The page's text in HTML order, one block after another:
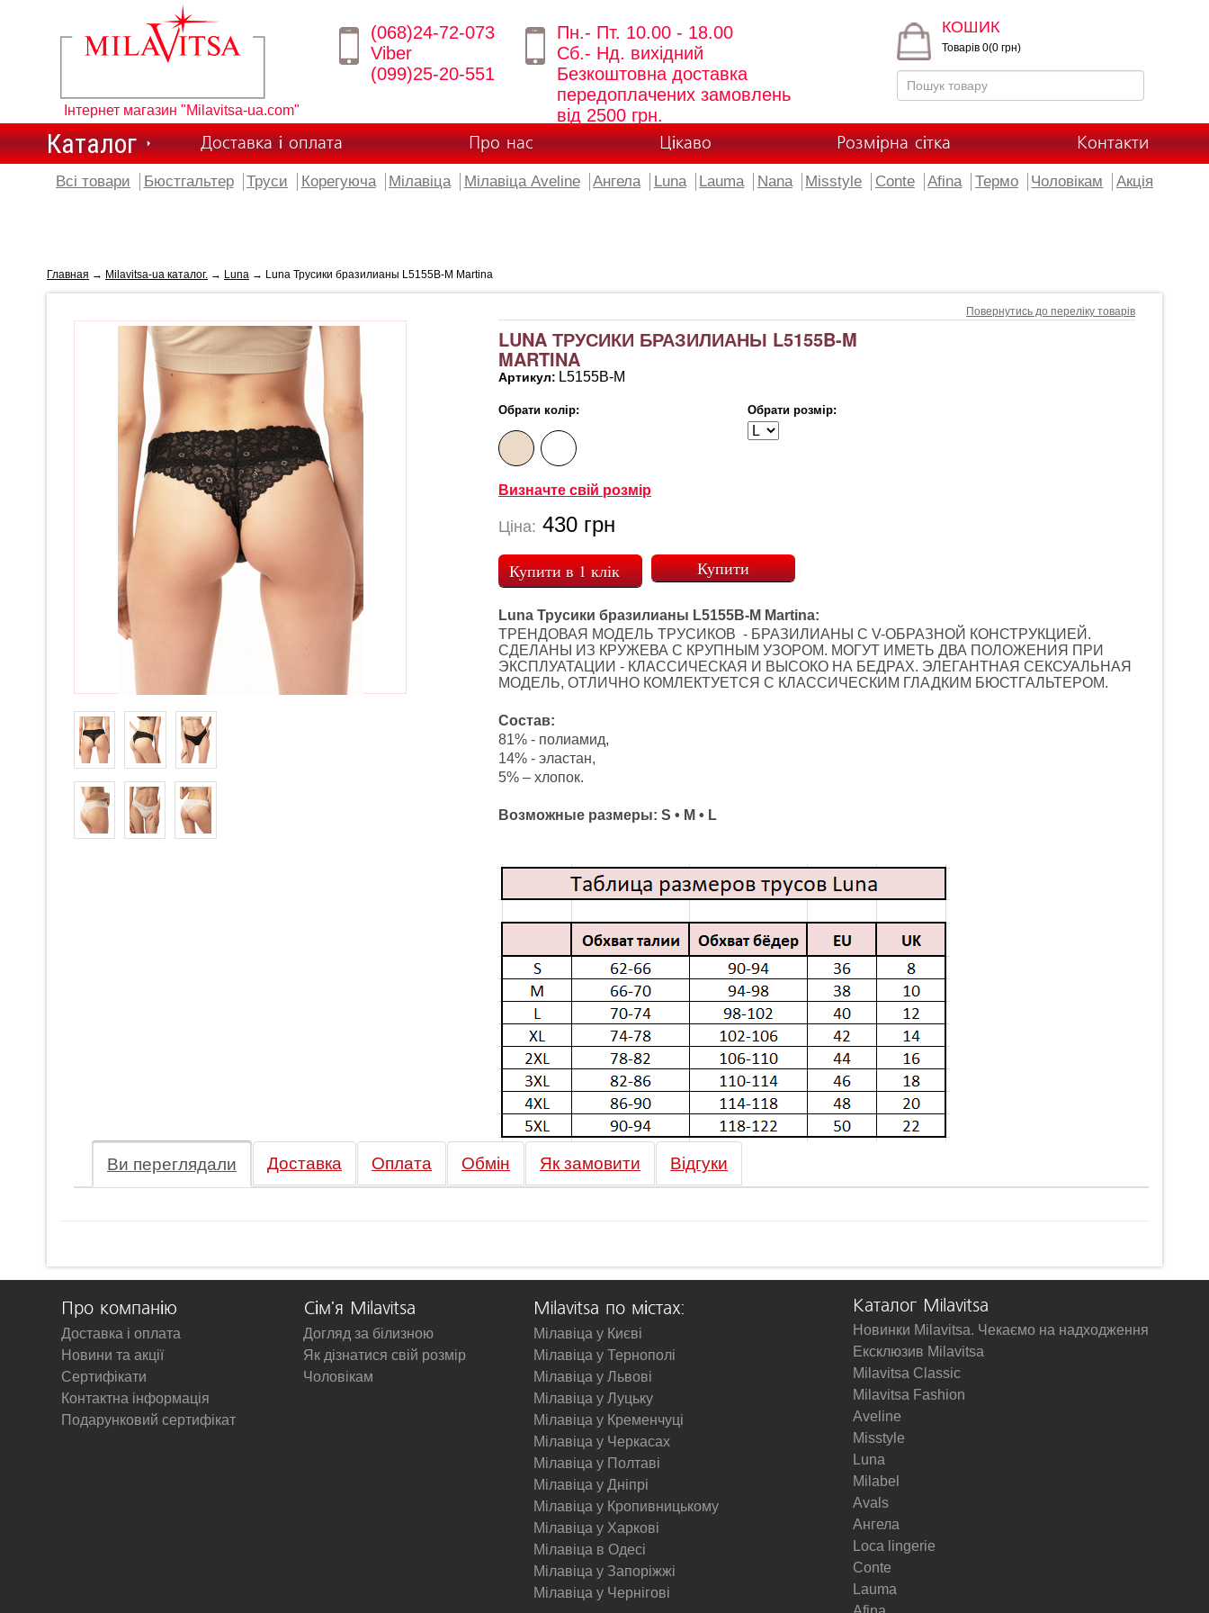
Інтернет магазин "Milavitsa-ua.com"
(068)24-72-073
Viber
(099)25-20-551
Пн.- Пт. 10.00 - 18.00
Сб.- Нд. вихідний
Безкоштовна доставка
передоплачених замовлень
від 2500 грн.
КОШИК
Товарів 0(0 грн)
Каталог Доставка і оплата Про нас Цікаво Розмірна сітка Контакти
Всі товари Бюстгальтер Труси Корегуюча Мілавіца Мілавіца Aveline Ангела Luna Lauma Nana Misstyle Conte Afina Термо Чоловікам Акція
Главная → Milavitsa-ua каталог. → Luna → Luna Трусики бразилианы L5155B-M Martina
Повернутись до переліку товарів
LUNA ТРУСИКИ БРАЗИЛИАНЫ L5155B-M
MARTINA
Артикул: L5155B-M
Обрати колір: Обрати розмір:
Визначте свій розмір
Ціна: 430 грн
Купити в 1 клік
Luna Трусики бразилианы L5155B-M Martina:
ТРЕНДОВАЯ МОДЕЛЬ ТРУСИКОВ - БРАЗИЛИАНЫ С V-ОБРАЗНОЙ КОНСТРУКЦИЕЙ.
СДЕЛАНЫ ИЗ КРУЖЕВА С КРУПНЫМ УЗОРОМ. МОГУТ ИМЕТЬ ДВА ПОЛОЖЕНИЯ ПРИ
ЭКСПЛУАТАЦИИ - КЛАССИЧЕСКАЯ И ВЫСОКО НА БЕДРАХ. ЭЛЕГАНТНАЯ СЕКСУАЛЬНАЯ
МОДЕЛЬ, ОТЛИЧНО КОМЛЕКТУЕТСЯ С КЛАССИЧЕСКИМ ГЛАДКИМ БЮСТГАЛЬТЕРОМ.
Состав:
81% - полиамид,
14% - эластан,
5% – хлопок.
Возможные размеры: S • M • L
Ви переглядали Доставка Оплата Обмін Як замовити Відгуки
Про компанію
Доставка і оплата
Новини та акції
Сертифікати
Контактна інформація
Подарунковий сертифікат
Сім'я Milavitsa
Догляд за білизною
Як дізнатися свій розмір
Чоловікам
Milavitsa по містах:
Мілавіца у Києві
Мілавіца у Тернополі
Мілавіца у Львові
Мілавіца у Луцьку
Мілавіца у Кременчуці
Мілавіца у Черкасах
Мілавіца у Полтаві
Мілавіца у Дніпрі
Мілавіца у Кропивницькому
Мілавіца у Харкові
Мілавіца в Одесі
Мілавіца у Запоріжжі
Мілавіца у Чернігові
Каталог Milavitsa
Новинки Milavitsa. Чекаємо на надходження
Ексклюзив Milavitsa
Milavitsa Classic
Milavitsa Fashion
Aveline
Misstyle
Luna
Milabel
Avals
Ангела
Loca lingerie
Conte
Lauma